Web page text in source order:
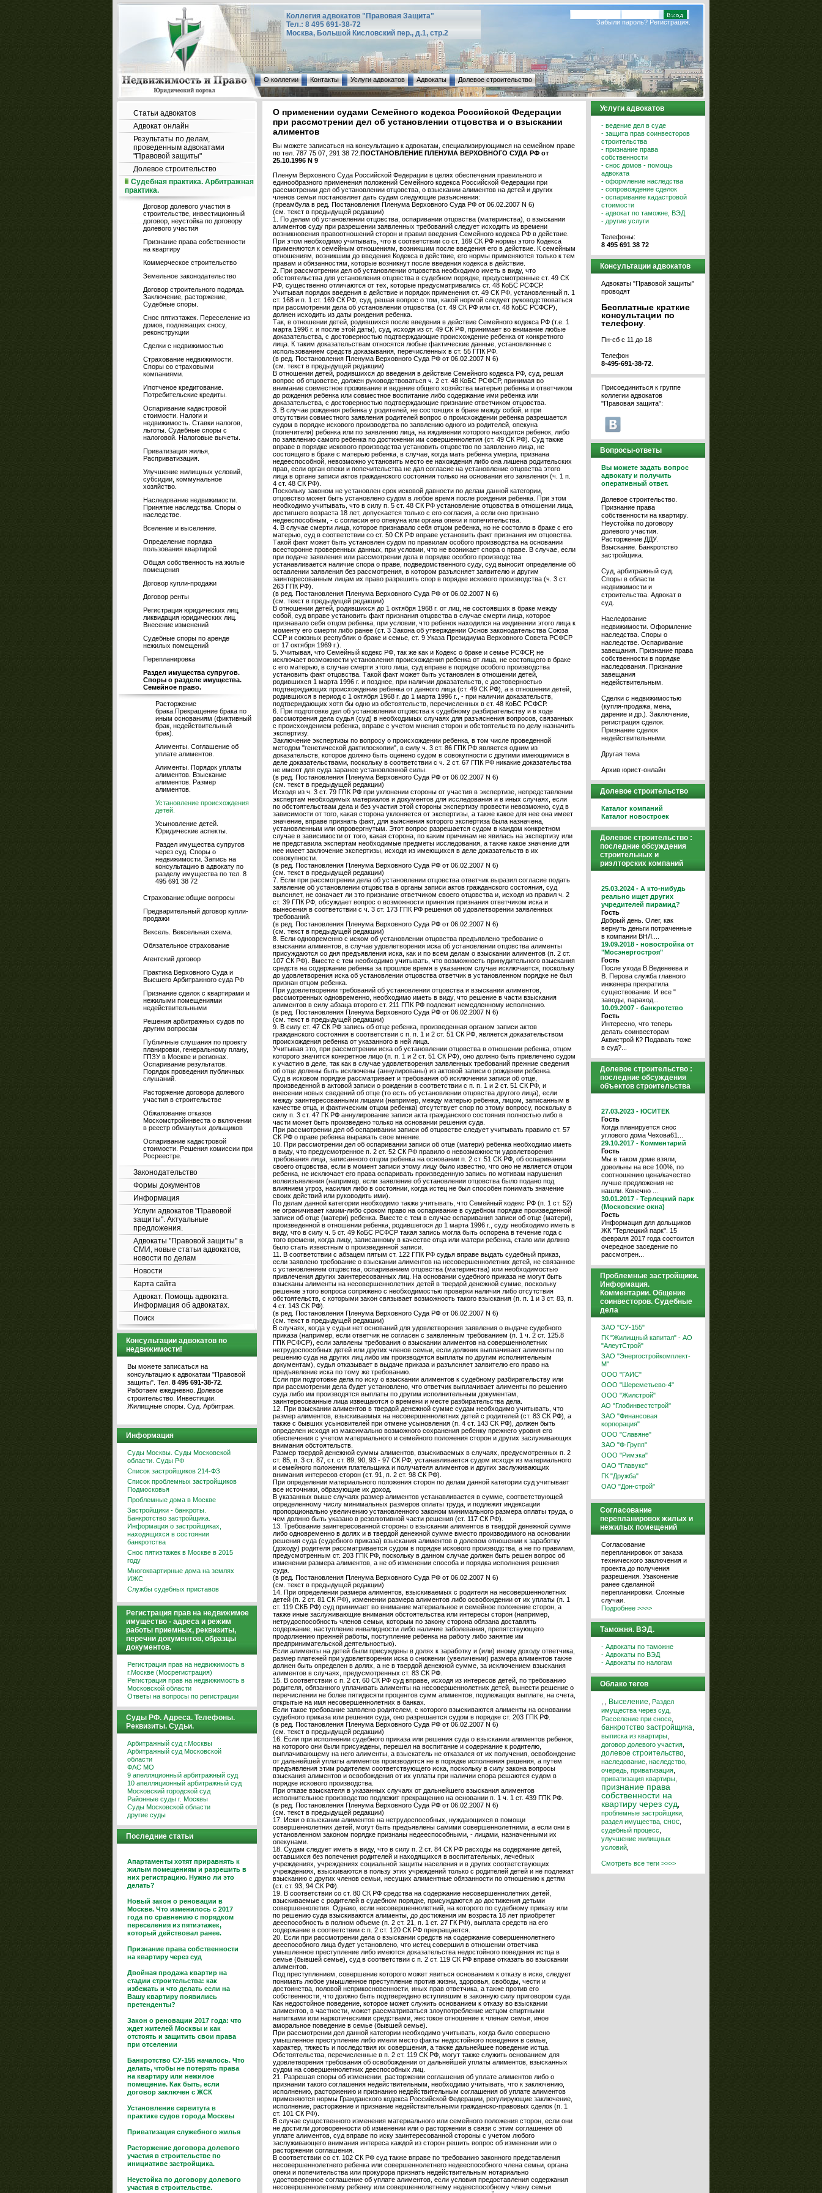
Коллегия адвокатов "Правовая Защита"
Тел.: 8 495 691-38-72
Москва, Большой Кисловский пер., д.1, стр.2
Забыли пароль? Регистрация.
О коллегии Контакты Услуги адвокатов Адвокаты Долевое строительство
Статьи адвокатов
Адвокат онлайн
Результаты по делам,
проведенным адвокатами
"Правовой защиты"
Долевое строительство
Судебная практика. Арбитражная
практика.
Договор долевого участия в
строительстве, инвестиционный
договор, неустойка по договору
долевого участия
Признание права собственности
на квартиру
Коммерческое строительство
Земельное законодательство
Договор строительного подряда.
Заключение, расторжение,
Судебные споры.
Снос пятиэтажек. Переселение из
домов, подлежащих сносу,
реконструкции
Сделки с недвижимостью
Страхование недвижимости.
Споры со страховыми
компаниями.
Ипотченое кредитование.
Потребительские кредиты.
Оспаривание кадастровой
стоимости. Налоги и
недвижимость. Ставки налогов,
льготы. Судебные споры с
налоговой. Налоговые вычеты.
Приватизация жилья,
Расприватизация.
Улучшение жилищных условий,
субсидии, коммунальное
хозяйство.
Наследование недвижимости.
Принятие наследства. Споры о
наследстве.
Вселение и выселение.
Определение порядка
пользования квартирой
Общая собственность на жилые
помещения
Договор купли-продажи
Договор ренты
Регистрация юридических лиц,
ликвидация юридических лиц.
Внесение изменений
Судебные споры по аренде
нежилых помещений
Перепланировка
Раздел имущества супругов.
Споры о разделе имущества.
Семейное право.
Расторжение
брака.Прекращение брака по
иным основаниям (фиктивный
брак, недействительный
брак).
Алименты. Соглашение об
уплате алиментов.
Алименты. Порядок уплаты
алиментов. Взыскание
алиментов. Размер
алиментов.
Установление происхождения
детей.
Усыновление детей.
Юридические аспекты.
Раздел имущества супругов
через суд. Споры о
недвижимости. Запись на
консультацию в адвокату по
разделу имущества по тел. 8
495 691 38 72
Страхование:общие вопросы
Предварительный договор купли-
продажи
Вексель. Вексельная схема.
Обязательное страхование
Агентский договор
Практика Верховного Суда и
Высшего Арбитражного суда РФ
Признание сделок с квартирами и
нежилыми помещениями
недействительными
Решения арбитражных судов по
другим вопросам
Публичные слушания по проекту
планировки, генеральному плану,
ГПЗУ в Москве и регионах.
Оспаривание результатов.
Порядок проведения публичных
слушаний.
Расторжение договора долевого
участия в строительстве
Обжалование отказов
Москомстройинвеста о включении
в реестр обманутых дольщиков
Оспаривание кадастровой
стоимости. Решения комиссии при
Росреестре.
Законодательство
Формы документов
Информация
Услуги адвокатов "Правовой
защиты". Актуальные
предложения.
Адвокаты "Правовой защиты" в
СМИ, новые статьи адвокатов,
новости по делам
Новости
Карта сайта
Адвокат. Помощь адвоката.
Информация об адвокатах.
Поиск
Консультации адвокатов по
недвижимости!
Вы можете записаться на
консультацию к адвокатам "Правовой
защиты". Тел. 8 495 691-38-72
Работаем ежедневно. Долевое
строительство. Инвестиции.
Жилищные споры. Суд. Арбитраж.
Информация
Суды Москвы. Суды Московской
области. Суды РФ
Список застройщиков 214-ФЗ
Список проблемных застройщиков
Подмосковья
Проблемные дома в Москве
Застройщики - банкроты.
Банкротство застройщика.
Информация о застройщиках,
находящихся в состоянии
банкротства
Снос пятиэтажек в Москве в 2015
году
Многоквартирные дома на землях
ИЖС
Службы судебных приставов
Регистрация прав на недвижимое
имущество - адреса и режим
работы приемных, реквизиты,
перечни документов, образцы
документов.
Регистрация прав на недвижимость в
г.Москве (Мосрегистрация)
Регистрация прав на недвижимость в
Московской области
Ответы на вопросы по регистрации
Суды РФ. Адреса. Телефоны.
Реквизиты. Судьи.
Арбитражный суд г.Москвы
Арбитражный суд Московской
области
ФАС МО
9 апелляционный арбитражный суд
10 апелляционный арбитражный суд
Московский городской суд
Районные суды г. Москвы
Суды Московской области
другие суды
Последние статьи
Апартаменты хотят приравнять к
жилым помещениям и разрешить в
них регистрацию. Нужно ли это
делать?
Новый закон о реновации в
Москве. Что изменилось с 2017
года по сравнению с порядком
переселения из пятиэтажек,
который действовал ранее.
Признание права собственности
на квартиру через суд
Двойная продажа квартир на
стадии строительства: как
избежать и что делать если на
Вашу квартиру появились
претенденты?
Закон о реновации 2017 года: что
ждет жителей Москвы и как
отстоять и защитить свои права
при отселении
Банкротство СУ-155 началось. Что
делать, чтобы не потерять права
на квартиру или нежилое
помещение. Как быть, если
договор заключен с ЖСК
Установление сервитута в
практике судов города Москвы
Приватизация служебного жилья
Расторжение договора долевого
участия в строительстве по
инициативе застройщика.
Неустойка по договору долевого
участия в строительстве.
О применении судами Семейного кодекса Российской Федерации
при рассмотрении дел об установлении отцовства и о взыскании
алиментов
Вы можете записаться на консультацию к адвокатам, специализирующимся на семейном праве
по тел. 787 75 07, 291 38 72. ПОСТАНОВЛЕНИЕ ПЛЕНУМА ВЕРХОВНОГО СУДА РФ от
25.10.1996 N 9
Пленум Верховного Суда Российской Федерации в целях обеспечения правильного и
единообразного применения положений Семейного кодекса Российской Федерации при
рассмотрении дел об установлении отцовства, о взыскании алиментов на детей и других
членов семьи постановляет дать судам следующие разъяснения:
(преамбула в ред. Постановления Пленума Верховного Суда РФ от 06.02.2007 N 6)
(см. текст в предыдущей редакции)
1. По делам об установлении отцовства, оспаривании отцовства (материнства), о взыскании
алиментов суду при разрешении заявленных требований следует исходить из времени
возникновения правоотношений сторон и правил введения Семейного кодекса РФ в действие.
При этом необходимо учитывать, что в соответствии со ст. 169 СК РФ нормы этого Кодекса
применяются к семейным отношениям, возникшим после введения его в действие. К семейным
отношениям, возникшим до введения Кодекса в действие, его нормы применяются только к тем
правам и обязанностям, которые возникнут после введения кодекса в действие.
2. При рассмотрении дел об установлении отцовства необходимо иметь в виду, что
обстоятельства для установления отцовства в судебном порядке, предусмотренные ст. 49 СК
РФ, существенно отличаются от тех, которые предусматривались ст. 48 КоБС РСФСР.
Учитывая порядок введения в действие и порядок применения ст. 49 СК РФ, установленный п. 1
ст. 168 и п. 1 ст. 169 СК РФ, суд, решая вопрос о том, какой нормой следует руководствоваться
при рассмотрении дела об установлении отцовства (ст. 49 СК РФ или ст. 48 КоБС РСФСР),
должен исходить из даты рождения ребенка.
Так, в отношении детей, родившихся после введения в действие Семейного кодекса РФ (т.е. 1
марта 1996 г. и после этой даты), суд, исходя из ст. 49 СК РФ, принимает во внимание любые
доказательства, с достоверностью подтверждающие происхождение ребенка от конкретного
лица. К таким доказательствам относятся любые фактические данные, установленные с
использованием средств доказывания, перечисленных в ст. 55 ГПК РФ.
(в ред. Постановления Пленума Верховного Суда РФ от 06.02.2007 N 6)
(см. текст в предыдущей редакции)
В отношении детей, родившихся до введения в действие Семейного кодекса РФ, суд, решая
вопрос об отцовстве, должен руководствоваться ч. 2 ст. 48 КоБС РСФСР, принимая во
внимание совместное проживание и ведение общего хозяйства матерью ребенка и ответчиком
до рождения ребенка или совместное воспитание либо содержание ими ребенка или
доказательства, с достоверностью подтверждающие признание ответчиком отцовства.
3. В случае рождения ребенка у родителей, не состоящих в браке между собой, и при
отсутствии совместного заявления родителей вопрос о происхождении ребенка разрешается
судом в порядке искового производства по заявлению одного из родителей, опекуна
(попечителя) ребенка или по заявлению лица, на иждивении которого находится ребенок, либо
по заявлению самого ребенка по достижении им совершеннолетия (ст. 49 СК РФ). Суд также
вправе в порядке искового производства установить отцовство по заявлению лица, не
состоящего в браке с матерью ребенка, в случае, когда мать ребенка умерла, признана
недееспособной, невозможно установить место ее нахождения либо она лишена родительских
прав, если орган опеки и попечительства не дал согласие на установление отцовства этого
лица в органе записи актов гражданского состояния только на основании его заявления (ч. 1 п.
4 ст. 48 СК РФ).
Поскольку законом не установлен срок исковой давности по делам данной категории,
отцовство может быть установлено судом в любое время после рождения ребенка. При этом
необходимо учитывать, что в силу п. 5 ст. 48 СК РФ установление отцовства в отношении лица,
достигшего возраста 18 лет, допускается только с его согласия, а если оно признано
недееспособным, - с согласия его опекуна или органа опеки и попечительства.
4. В случае смерти лица, которое признавало себя отцом ребенка, но не состояло в браке с его
матерью, суд в соответствии со ст. 50 СК РФ вправе установить факт признания им отцовства.
Такой факт может быть установлен судом по правилам особого производства на основании
всесторонне проверенных данных, при условии, что не возникает спора о праве. В случае, если
при подаче заявления или рассмотрении дела в порядке особого производства
устанавливается наличие спора о праве, подведомственного суду, суд выносит определение об
оставлении заявления без рассмотрения, в котором разъясняет заявителю и другим
заинтересованным лицам их право разрешить спор в порядке искового производства (ч. 3 ст.
263 ГПК РФ).
(в ред. Постановления Пленума Верховного Суда РФ от 06.02.2007 N 6)
(см. текст в предыдущей редакции)
В отношении детей, родившихся до 1 октября 1968 г. от лиц, не состоявших в браке между
собой, суд вправе установить факт признания отцовства в случае смерти лица, которое
признавало себя отцом ребенка, при условии, что ребенок находился на иждивении этого лица к
моменту его смерти либо ранее (ст. 3 Закона об утверждении Основ законодательства Союза
ССР и союзных республик о браке и семье, ст. 9 Указа Президиума Верховного Совета РСФСР
от 17 октября 1969 г.).
5. Учитывая, что Семейный кодекс РФ, так же как и Кодекс о браке и семье РСФСР, не
исключает возможности установления происхождения ребенка от лица, не состоящего в браке
с его матерью, в случае смерти этого лица, суд вправе в порядке особого производства
установить факт отцовства. Такой факт может быть установлен в отношении детей,
родившихся 1 марта 1996 г. и позднее, при наличии доказательств, с достоверностью
подтверждающих происхождение ребенка от данного лица (ст. 49 СК РФ), а в отношении детей,
родившихся в период с 1 октября 1968 г. до 1 марта 1996 г., - при наличии доказательств,
подтверждающих хотя бы одно из обстоятельств, перечисленных в ст. 48 КоБС РСФСР.
6. При подготовке дел об установлении отцовства к судебному разбирательству и в ходе
рассмотрения дела судья (суд) в необходимых случаях для разъяснения вопросов, связанных
с происхождением ребенка, вправе с учетом мнения сторон и обстоятельств по делу назначить
экспертизу.
Заключение экспертизы по вопросу о происхождении ребенка, в том числе проведенной
методом "генетической дактилоскопии", в силу ч. 3 ст. 86 ГПК РФ является одним из
доказательств, которое должно быть оценено судом в совокупности с другими имеющимися в
деле доказательствами, поскольку в соответствии с ч. 2 ст. 67 ГПК РФ никакие доказательства
не имеют для суда заранее установленной силы.
(в ред. Постановления Пленума Верховного Суда РФ от 06.02.2007 N 6)
(см. текст в предыдущей редакции)
Исходя из ч. 3 ст. 79 ГПК РФ при уклонении стороны от участия в экспертизе, непредставлении
экспертам необходимых материалов и документов для исследования и в иных случаях, если
по обстоятельствам дела и без участия этой стороны экспертизу провести невозможно, суд в
зависимости от того, какая сторона уклоняется от экспертизы, а также какое для нее она имеет
значение, вправе признать факт, для выяснения которого экспертиза была назначена,
установленным или опровергнутым. Этот вопрос разрешается судом в каждом конкретном
случае в зависимости от того, какая сторона, по каким причинам не явилась на экспертизу или
не представила экспертам необходимые предметы исследования, а также какое значение для
нее имеет заключение экспертизы, исходя из имеющихся в деле доказательств в их
совокупности.
(в ред. Постановления Пленума Верховного Суда РФ от 06.02.2007 N 6)
(см. текст в предыдущей редакции)
7. Если при рассмотрении дела об установлении отцовства ответчик выразил согласие подать
заявление об установлении отцовства в органы записи актов гражданского состояния, суд
выясняет, не означает ли это признание ответчиком своего отцовства и, исходя из правил ч. 2
ст. 39 ГПК РФ, обсуждает вопрос о возможности принятия признания ответчиком иска и
вынесения в соответствии с ч. 3 ст. 173 ГПК РФ решения об удовлетворении заявленных
требований.
(в ред. Постановления Пленума Верховного Суда РФ от 06.02.2007 N 6)
(см. текст в предыдущей редакции)
8. Если одновременно с иском об установлении отцовства предъявлено требование о
взыскании алиментов, в случае удовлетворения иска об установлении отцовства алименты
присуждаются со дня предъявления иска, как и по всем делам о взыскании алиментов (п. 2 ст.
107 СК РФ). Вместе с тем необходимо учитывать, что возможность принудительного взыскания
средств на содержание ребенка за прошлое время в указанном случае исключается, поскольку
до удовлетворения иска об установлении отцовства ответчик в установленном порядке не был
признан отцом ребенка.
При удовлетворении требований об установлении отцовства и взыскании алиментов,
рассмотренных одновременно, необходимо иметь в виду, что решение в части взыскания
алиментов в силу абзаца второго ст. 211 ГПК РФ подлежит немедленному исполнению.
(в ред. Постановления Пленума Верховного Суда РФ от 06.02.2007 N 6)
(см. текст в предыдущей редакции)
9. В силу ст. 47 СК РФ запись об отце ребенка, произведенная органом записи актов
гражданского состояния в соответствии с п. п. 1 и 2 ст. 51 СК РФ, является доказательством
происхождения ребенка от указанного в ней лица.
Учитывая это, при рассмотрении иска об установлении отцовства в отношении ребенка, отцом
которого значится конкретное лицо (п. п. 1 и 2 ст. 51 СК РФ), оно должно быть привлечено судом
к участию в деле, так как в случае удовлетворения заявленных требований прежние сведения
об отце должны быть исключены (аннулированы) из актовой записи о рождении ребенка.
Суд в исковом порядке рассматривает и требования об исключении записи об отце,
произведенной в актовой записи о рождении в соответствии с п. п. 1 и 2 ст. 51 СК РФ, и
внесении новых сведений об отце (то есть об установлении отцовства другого лица), если
между заинтересованными лицами (например, между матерью ребенка, лицом, записанным в
качестве отца, и фактическим отцом ребенка) отсутствует спор по этому вопросу, поскольку в
силу п. 3 ст. 47 ГК РФ аннулирование записи акта гражданского состояния полностью либо в
части может быть произведено только на основании решения суда.
При рассмотрении дел об оспаривании записи об отцовстве следует учитывать правило ст. 57
СК РФ о праве ребенка выражать свое мнение.
10. При рассмотрении дел об оспаривании записи об отце (матери) ребенка необходимо иметь
в виду, что предусмотренное п. 2 ст. 52 СК РФ правило о невозможности удовлетворения
требования лица, записанного отцом ребенка на основании п. 2 ст. 51 СК РФ, об оспаривании
своего отцовства, если в момент записи этому лицу было известно, что оно не является отцом
ребенка, не исключает его права оспаривать произведенную запись по мотивам нарушения
волеизъявления (например, если заявление об установлении отцовства было подано под
влиянием угроз, насилия либо в состоянии, когда истец не был способен понимать значение
своих действий или руководить ими).
По делам данной категории необходимо также учитывать, что Семейный кодекс РФ (п. 1 ст. 52)
не ограничивает каким-либо сроком право на оспаривание в судебном порядке произведенной
записи об отце (матери) ребенка. Вместе с тем в случае оспаривания записи об отце (матери),
произведенной в отношении ребенка, родившегося до 1 марта 1996 г., суду необходимо иметь в
виду, что в силу ч. 5 ст. 49 КоБС РСФСР такая запись могла быть оспорена в течение года с
того времени, когда лицу, записанному в качестве отца или матери ребенка, стало или должно
было стать известным о произведенной записи.
11. В соответствии с абзацем пятым ст. 122 ГПК РФ судья вправе выдать судебный приказ,
если заявлено требование о взыскании алиментов на несовершеннолетних детей, не связанное
с установлением отцовства, оспариванием отцовства (материнства) или необходимостью
привлечения других заинтересованных лиц. На основании судебного приказа не могут быть
взысканы алименты на несовершеннолетних детей в твердой денежной сумме, поскольку
решение этого вопроса сопряжено с необходимостью проверки наличия либо отсутствия
обстоятельств, с которыми закон связывает возможность такого взыскания (п. п. 1 и 3 ст. 83, п.
4 ст. 143 СК РФ).
(в ред. Постановления Пленума Верховного Суда РФ от 06.02.2007 N 6)
(см. текст в предыдущей редакции)
В случаях, когда у судьи нет оснований для удовлетворения заявления о выдаче судебного
приказа (например, если ответчик не согласен с заявленным требованием (п. 1 ч. 2 ст. 125.8
ГПК РСФСР), если заявлены требования о взыскании алиментов на совершеннолетних
нетрудоспособных детей или других членов семьи, если должник выплачивает алименты по
решению суда на других лиц либо им производятся выплаты по другим исполнительным
документам), судья отказывает в выдаче приказа и разъясняет заявителю его право на
предъявление иска по тому же требованию.
Если при подготовке дела по иску о взыскании алиментов к судебному разбирательству или
при рассмотрении дела будет установлено, что ответчик выплачивает алименты по решению
суда либо им производятся выплаты по другим исполнительным документам,
заинтересованные лица извещаются о времени и месте разбирательства дела.
12. При взыскании алиментов в твердой денежной сумме судам необходимо учитывать, что
размер алиментов, взыскиваемых на несовершеннолетних детей с родителей (ст. 83 СК РФ), а
также с бывших усыновителей при отмене усыновления (п. 4 ст. 143 СК РФ), должен быть
определен исходя из максимально возможного сохранения ребенку прежнего уровня его
обеспечения с учетом материального и семейного положения сторон и других заслуживающих
внимания обстоятельств.
Размер твердой денежной суммы алиментов, взыскиваемых в случаях, предусмотренных п. 2
ст. 85, п. 3 ст. 87, ст. ст. 89, 90, 93 - 97 СК РФ, устанавливается судом исходя из материального
и семейного положения плательщика и получателя алиментов и других заслуживающих
внимания интересов сторон (ст. 91, п. 2 ст. 98 СК РФ).
При определении материального положения сторон по делам данной категории суд учитывает
все источники, образующие их доход.
В указанных выше случаях размер алиментов устанавливается в сумме, соответствующей
определенному числу минимальных размеров оплаты труда, и подлежит индексации
пропорционально увеличению установленного законом минимального размера оплаты труда, о
чем должно быть указано в резолютивной части решения (ст. 117 СК РФ).
13. Требование заинтересованной стороны о взыскании алиментов в твердой денежной сумме
либо одновременно в долях и в твердой денежной сумме вместо производимого на основании
решения суда (судебного приказа) взыскания алиментов в долевом отношении к заработку
(доходу) родителя рассматривается судом в порядке искового производства, а не по правилам,
предусмотренным ст. 203 ГПК РФ, поскольку в данном случае должен быть решен вопрос об
изменении размера алиментов, а не об изменении способа и порядка исполнения решения
суда.
(в ред. Постановления Пленума Верховного Суда РФ от 06.02.2007 N 6)
(см. текст в предыдущей редакции)
14. При определении размера алиментов, взыскиваемых с родителя на несовершеннолетних
детей (п. 2 ст. 81 СК РФ), изменении размера алиментов либо освобождении от их уплаты (п. 1
ст. 119 СКБ РФ) суд принимает во внимание материальное и семейное положение сторон, а
также иные заслуживающие внимания обстоятельства или интересы сторон (например,
нетрудоспособность членов семьи, которым по закону сторона обязана доставлять
содержание, наступление инвалидности либо наличие заболевания, препятствующего
продолжению прежней работы, поступление ребенка на работу либо занятие им
предпринимательской деятельностью).
Если алименты на детей были присуждены в долях к заработку и (или) иному доходу ответчика,
размер платежей при удовлетворении иска о снижении (увеличении) размера алиментов также
должен быть определен в долях, а не в твердой денежной сумме, за исключением взыскания
алиментов в случаях, предусмотренных ст. 83 СК РФ.
15. В соответствии с п. 2 ст. 60 СК РФ суд вправе, исходя из интересов детей, по требованию
родителя, обязанного уплачивать алименты на несовершеннолетних детей, вынести решение о
перечислении не более пятидесяти процентов сумм алиментов, подлежащих выплате, на счета,
открытые на имя несовершеннолетних в банках.
Если такое требование заявлено родителем, с которого взыскиваются алименты на основании
судебного приказа или решения суда, оно разрешается судом в порядке ст. 203 ГПК РФ.
(в ред. Постановления Пленума Верховного Суда РФ от 06.02.2007 N 6)
(см. текст в предыдущей редакции)
16. Если при исполнении судебного приказа или решения суда о взыскании алиментов ребенок,
на которого они были присуждены, перешел на воспитание и содержание к родителю,
выплачивающему на него алименты, а взыскатель не отказался от их получения, освобождение
от дальнейшей уплаты алиментов производится не в порядке исполнения решения, а путем
предъявления этим родителем соответствующего иска, поскольку в силу закона вопросы
взыскания алиментов и освобождения от их уплаты при наличии спора решаются судом в
порядке искового производства.
При отказе взыскателя в указанных случаях от дальнейшего взыскания алиментов
исполнительное производство подлежит прекращению на основании п. 1 ч. 1 ст. 439 ГПК РФ.
(в ред. Постановления Пленума Верховного Суда РФ от 06.02.2007 N 6)
(см. текст в предыдущей редакции)
17. Иски о взыскании алиментов на нетрудоспособных, нуждающихся в помощи
совершеннолетних детей, могут быть предъявлены самими совершеннолетними, а если они в
установленном законом порядке признаны недееспособными, - лицами, назначенными их
опекунами.
18. Судам следует иметь в виду, что в силу п. 2 ст. 84 СК РФ расходы на содержание детей,
оставшихся без попечения родителей и находящихся в воспитательных, лечебных
учреждениях, учреждениях социальной защиты населения и в других соответствующих
учреждениях, взыскиваются в пользу этих учреждений только с родителей детей и не подлежат
взысканию с других членов семьи, несущих алиментные обязанности по отношению к детям
(ст. ст. 93, 94 СК РФ).
19. В соответствии со ст. 80 СК РФ средства на содержание несовершеннолетних детей,
взыскиваемые с родителей в судебном порядке, присуждаются до достижения детьми
совершеннолетия. Однако, если несовершеннолетний, на которого по судебному приказу или
по решению суда взыскиваются алименты, до достижения им возраста 18 лет приобретет
дееспособность в полном объеме (п. 2 ст. 21, п. 1 ст. 27 ГК РФ), выплата средств на его
содержание в соответствии с п. 2 ст. 120 СК РФ прекращается.
20. Если при рассмотрении дела о взыскании средств на содержание совершеннолетнего
дееспособного лица будет установлено, что истец совершил в отношении ответчика
умышленное преступление либо имеются доказательства недостойного поведения истца в
семье (бывшей семье), суд в соответствии с п. 2 ст. 119 СК РФ вправе отказать во взыскании
алиментов.
Под преступлением, совершение которого может явиться основанием к отказу в иске, следует
понимать любое умышленное преступление против жизни, здоровья, свободы, чести и
достоинства, половой неприкосновенности, иных прав ответчика, а также против его
собственности, что должно быть подтверждено вступившим в законную силу приговором суда.
Как недостойное поведение, которое может служить основанием к отказу во взыскании
алиментов, в частности, может рассматриваться злоупотребление истцом спиртными
напитками или наркотическими средствами, жестокое отношение к членам семьи, иное
аморальное поведение в семье (бывшей семье).
При рассмотрении дел данной категории необходимо учитывать, когда было совершено
умышленное преступление либо имели место факты недостойного поведения в семье,
характер, тяжесть и последствия их совершения, а также дальнейшее поведение истца.
Обстоятельства, перечисленные в п. 2 ст. 119 СК РФ, могут также служить основанием для
удовлетворения требования об освобождении от дальнейшей уплаты алиментов, взысканных
судом на совершеннолетних дееспособных лиц.
21. Разрешая споры об изменении, расторжении соглашения об уплате алиментов либо о
признании такого соглашения недействительным, необходимо учитывать, что к заключению,
исполнению, расторжению и признанию недействительным соглашения об уплате алиментов
применяются нормы Гражданского кодекса Российской Федерации, регулирующие заключение,
исполнение, расторжение и признание недействительными гражданско-правовых сделок (п. 1
ст. 101 СК РФ).
В случае существенного изменения материального или семейного положения сторон, если они
не достигли договоренности об изменении или о расторжении в связи с этим соглашения об
уплате алиментов, суд вправе по иску заинтересованной стороны с учетом любого
заслуживающего внимания интереса каждой из сторон решить вопрос об изменении или о
расторжении соглашения.
В соответствии со ст. 102 СК РФ суд также вправе по требованию законного представления
несовершеннолетнего ребенка или совершеннолетнего недееспособного члена семьи, органа
опеки и попечительства или прокурора признать недействительным нотариально
удостоверенное соглашение об уплате алиментов, если условия предоставления содержания
несовершеннолетнему ребенку или совершеннолетнему недееспособному члену семьи
Услуги адвокатов
- ведение дел в суде
- защита прав соинвесторов
строительства
- признание права
собственности
- снос домов - помощь
адвоката
- оформление наследства
- сопровождение сделок
- оспаривание кадастровой
стоимости
- адвокат по таможне, ВЭД
- другие услуги
Телефоны:
8 495 691 38 72
Консультации адвокатов
Адвокаты "Правовой защиты"
проводят
Бесплатные краткие
консультации по
телефону
Пн-сб с 11 до 18
Телефон
8-495-691-38-72
Присоединиться к группе
коллегии адвокатов
"Правовая защита":
Вопросы-ответы
Вы можете задать вопрос
адвокату и получить
оперативный ответ.
Долевое строительство.
Признание права
собственности на квартиру.
Неустойка по договору
долевого участия.
Расторжение ДДУ.
Взыскание. Банкротство
застройщика.
Суд, арбитражный суд.
Споры в области
недвижимости и
строительства. Адвокат в
суд.
Наследование
недвижимости. Оформление
наследства. Споры о
наследстве. Оспаривание
завещания. Признание права
собственности в порядке
наследования. Признание
завещания
недействительным.
Сделки с недвижимостью
(купля-продажа, мена,
дарение и др.). Заключение,
регистрация сделок.
Признание сделок
недействительными.
Другая тема
Архив юрист-онлайн
Долевое строительство
Каталог компаний
Каталог новостроек
Долевое строительство :
последние обсуждения
строительных и
риэлторских компаний
25.03.2024 - А кто-нибудь
реально ищет других
учредителей пирамид?
Гость
Добрый день. Олег, как
вернуть деньги потраченные
в компании ВНЛ....
19.09.2018 - новостройка от
"Мосэнергостроя"
Гость
После ухода В.Веденеева и
В. Перова служба главного
инженера прекратила
существование. И все "
заводы, параход...
10.09.2007 - банкротство
Гость
Интересно, что теперь
делать соинвесторам
Аквистрой К? Подавать тоже
в суд?...
Долевое строительство :
последние обсуждения
объектов строительства
27.03.2023 - ЮСИТЕК
Гость
Когда планируется снос
углового дома Чехова61...
29.10.2017 - Комментарий
Гость
Мы в таком доме взяли,
довольны на все 100%, по
соотношению цена/качество
лучше предложения не
нашли. Конечно ...
30.01.2017 - Терлецкий парк
(Московские окна)
Гость
Информация для дольщиков
ЖК "Терлецкий парк". 15
февраля 2017 года состоится
очередное заседение по
рассмотрен...
Проблемные застройщики.
Информация.
Комментарии. Общение
соинвесторов. Судебные
дела
ЗАО "СУ-155"
ГК "Жилищный капитал" - АО
"АлеутСтрой"
ЗАО "Энергостройкомплект-
М"
ООО "ГАИС"
ООО "Шереметьево-4"
ООО "Жилстрой"
АО "Глобинвестстрой"
ЗАО "Финансовая
корпорация"
ООО "Славяне"
ЗАО "Ф-Групп"
ООО "Римэка"
ОАО "Главукс"
ГК "Дружба"
ОАО "Дон-строй"
Согласование
перепланировок жилых и
нежилых помещений
Согласование
перепланировок от заказа
технического заключения и
проекта до получения
разрешения. Узаконение
ранее сделанной
перепланировки. Сложные
случаи.
Подробнее >>>>
Таможня. ВЭД.
- Адвокаты по таможне
- Адвокаты по ВЭД
- Адвокаты по налогам
Облако тегов
Выселение Раздел
имущества через суд
Расселение при сносе
банкротство застройщика
выписка из квартиры
договор долевого участия
долевое строительство
наследование наследство
очередь приватизация
приватизация квартиры
признание права
собственности на
квартиру через суд
проблемные застройщики
раздел имущества снос
судебный процесс
улучшение жилищных
условий
Смотреть все теги >>>>